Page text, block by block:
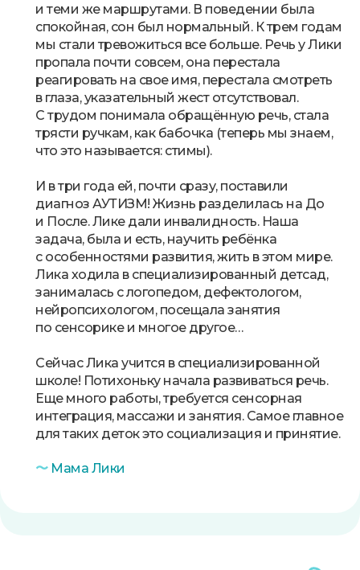
и теми же маршрутами. В поведении была
спокойная, сон был нормальный. К трем годам
мы стали тревожиться все больше. Речь у Лики
пропала почти совсем, она перестала
реагировать на свое имя, перестала смотреть
в глаза, указательный жест отсутствовал.
С трудом понимала обращённую речь, стала
трясти ручкам, как бабочка (теперь мы знаем,
что это называется: стимы).
И в три года ей, почти сразу, поставили
диагноз АУТИЗМ! Жизнь разделилась на До
и После. Лике дали инвалидность. Наша
задача, была и есть, научить ребёнка
с особенностями развития, жить в этом мире.
Лика ходила в специализированный детсад,
занималась с логопедом, дефектологом,
нейропсихологом, посещала занятия
по сенсорике и многое другое…
Сейчас Лика учится в специализированной
школе! Потихоньку начала развиваться речь.
Еще много работы, требуется сенсорная
интеграция, массажи и занятия. Самое главное
для таких деток это социализация и принятие.
〜Мама Лики
Наши дети,
которым нужна
ваша помощь